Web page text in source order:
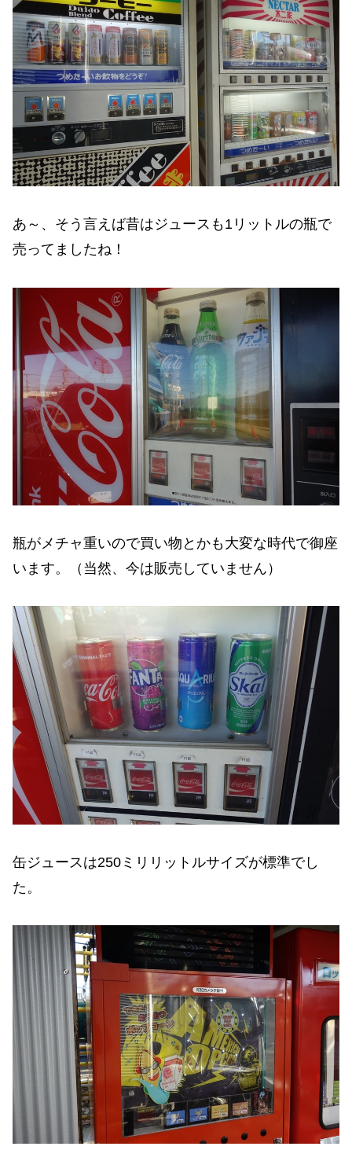
あ～、そう言えば昔はジュースも1リットルの瓶で
売ってましたね！
瓶がメチャ重いので買い物とかも大変な時代で御座
います。（当然、今は販売していません）
缶ジュースは250ミリリットルサイズが標準でし
た。